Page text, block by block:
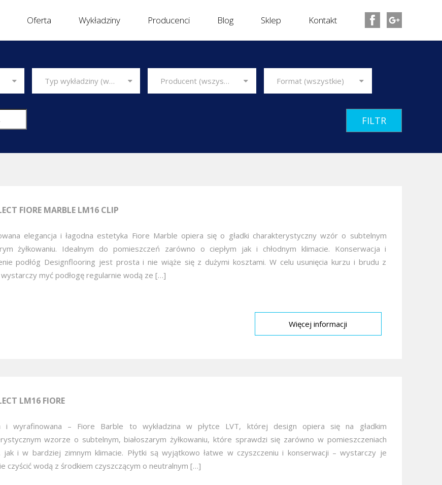
Oferta Wykładziny Producenci Blog Sklep Kontakt
Typ wykładziny (wszystkie) Producent (wszyscy) Format (wszystkie)
FILTR
FIORE MARBLE LM16 CLIP
elegancja i łagodna estetyka Fiore Marble opiera się o gładki charakterystyczny wzór o subtelnym
żyłkowaniu. Idealnym do pomieszczeń zarówno o ciepłym jak i chłodnym klimacie. Konserwacja i
podłóg Designflooring jest prosta i nie wiąże się z dużymi kosztami. W celu usunięcia kurzu i brudu z
wystarczy myć podłogę regularnie wodą ze […]
Więcej informacji
LM16 FIORE
i wyrafinowana – Fiore Barble to wykładzina w płytce LVT, której design opiera się na gładkim
wzorze o subtelnym, białoszarym żyłkowaniu, które sprawdzi się zarówno w pomieszczeniach
jak i w bardziej zimnym klimacie. Płytki są wyjątkowo łatwe w czyszczeniu i konserwacji – wystarczy je
czyścić wodą z środkiem czyszczącym o neutralnym […]